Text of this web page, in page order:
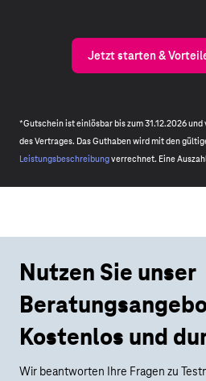
Jetzt starten &
*Gutschein ist einlösbar bis zum 31.12.2026
des Vertrages. Das Guthaben wird mit den
Leistungsbeschreibungverrechnet. Eine
Nutzen Sie unser
Kostenlos und
Wir beantworten Ihre Fragen zu